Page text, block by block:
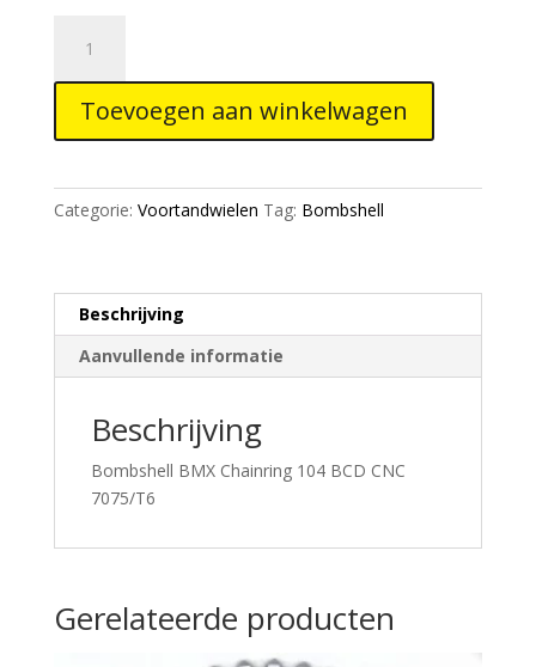
chainring
Black
BCD
7075/T6
aantal
Toevoegen aan winkelwagen
Categorie: Voortandwielen Tag: Bombshell
Beschrijving
Aanvullende informatie
Beschrijving
Bombshell BMX Chainring 104 BCD CNC
7075/T6
Gerelateerde producten